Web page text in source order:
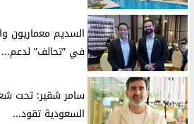
السديم
في ”تحالف” لدعم...
سامر شقير: تحت
السعودية تقود...